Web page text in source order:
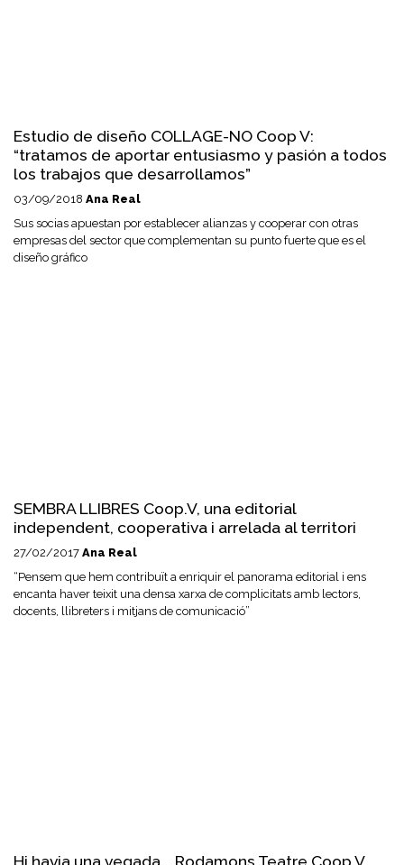
Estudio de diseño COLLAGE-NO Coop V:
“tratamos de aportar entusiasmo y pasión a todos
los trabajos que desarrollamos”
03/09/2018 Ana Real
Sus socias apuestan por establecer alianzas y cooperar con otras
empresas del sector que complementan su punto fuerte que es el
diseño gráfico
SEMBRA LLIBRES Coop.V, una editorial
independent, cooperativa i arrelada al territori
27/02/2017 Ana Real
“Pensem que hem contribuït a enriquir el panorama editorial i ens
encanta haver teixit una densa xarxa de complicitats amb lectors,
docents, llibreters i mitjans de comunicació”
Hi havia una vegada... Rodamons Teatre Coop V